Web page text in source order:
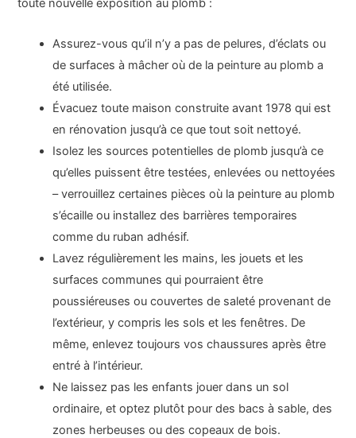
toute nouvelle exposition au plomb :
Assurez-vous qu’il n’y a pas de pelures, d’éclats ou
de surfaces à mâcher où de la peinture au plomb a
été utilisée.
Évacuez toute maison construite avant 1978 qui est
en rénovation jusqu’à ce que tout soit nettoyé.
Isolez les sources potentielles de plomb jusqu’à ce
qu’elles puissent être testées, enlevées ou nettoyées
– verrouillez certaines pièces où la peinture au plomb
s’écaille ou installez des barrières temporaires
comme du ruban adhésif.
Lavez régulièrement les mains, les jouets et les
surfaces communes qui pourraient être
poussiéreuses ou couvertes de saleté provenant de
l’extérieur, y compris les sols et les fenêtres. De
même, enlevez toujours vos chaussures après être
entré à l’intérieur.
Ne laissez pas les enfants jouer dans un sol
ordinaire, et optez plutôt pour des bacs à sable, des
zones herbeuses ou des copeaux de bois.